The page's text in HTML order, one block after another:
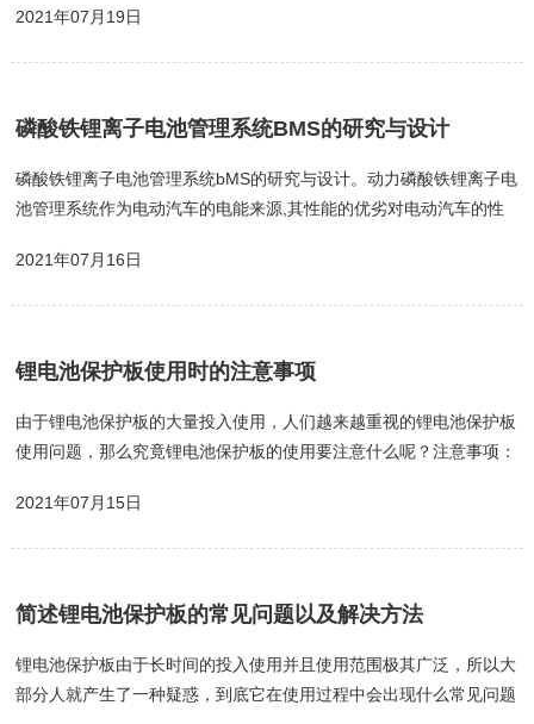
野，以倒卖电力为生的独立储能电站逐渐出现。微电网，系统内部包
储能系统。2、储能电池管理系统（ESBMS）与动力电池管理系统
（BMS）的不同之处储能电池管理系统，与动力电池管理系统非常
类似。但动力电池系统...
2021年07月19日
磷酸铁锂离子电池管理系统BMS的研究与设计
磷酸铁锂离子电池管理系统bMS的研究与设计。动力磷酸铁锂离子电
池管理系统作为电动汽车的电能来源,其性能的优劣对电动汽车的性
安全性、提高锂离子电池包的使用寿命等方面的紧要用途,因此对其
和优化，以维护其安全性、耐久性和动力性。电池管理系统bMS，它
涉及微电脑技术及测试等技术，实行动态地监控电池单元及电池包的
运行状态，能...
2021年07月16日
锂电池保护板使用时的注意事项
由于锂电池保护板的大量投入使用，人们越来越重视的锂电池保护板
使用问题，那么究竟锂电池保护板的使用要注意什么呢？注意事项：
线（检测线）需要与电芯正确焊接，再将保护板的B-与电芯总负极焊
参数与使用条件，不得违背规格书中电气参数与使用条件而使用，否
则容易损坏电池保护板，进而损坏电池组，从而给自己造成人身安全
与财产损失。3、在...
2021年07月15日
简述锂电池保护板的常见问题以及解决方法
锂电池保护板由于长时间的投入使用并且使用范围极其广泛，所以大
部分人就产生了一种疑惑，到底它在使用过程中会出现什么常见问题